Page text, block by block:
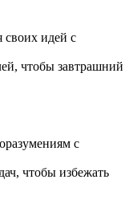
своих идей с
чтобы завтрашний
с
чтобы избежать